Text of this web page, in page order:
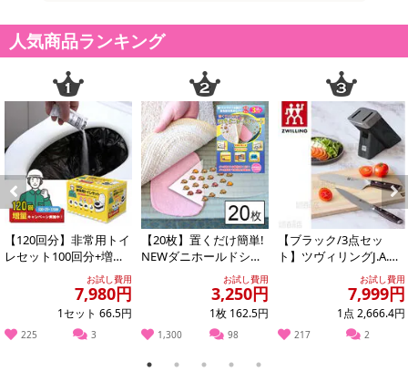
人気商品ランキング
Previous
【120回分】非常用トイ
レセット100回分+増量2
お試し費用
7,980円
1セット 66.5円
225 3
【20枚】置くだけ簡単!
NEWダニホールドシー
お試し費用
3,250円
1枚 162.5円
1,300 98
【ブラック/3点セッ
ト】ツヴィリングJ.A.ヘ
ンケルス/ツヴィリング
お試し費用
7,999円
1点 2,666.4円
217 2
Next
1 2 3 4 5